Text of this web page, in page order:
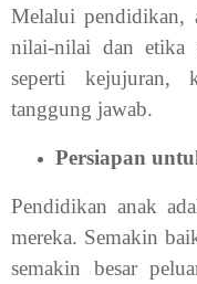
Melalui pendidikan,
nilai-nilai dan etika
seperti kejujuran,
tanggung jawab.
Persiapan
Pendidikan anak
mereka. Semakin
semakin besar